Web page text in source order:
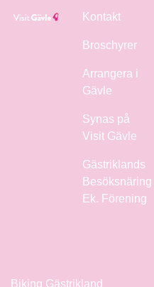
Kontakt
Broschyrer
Arrangera i
Gävle
Synas på
Visit Gävle
Gästriklands
Besöksnäring
Ek. Förening
Biking Gästrikland